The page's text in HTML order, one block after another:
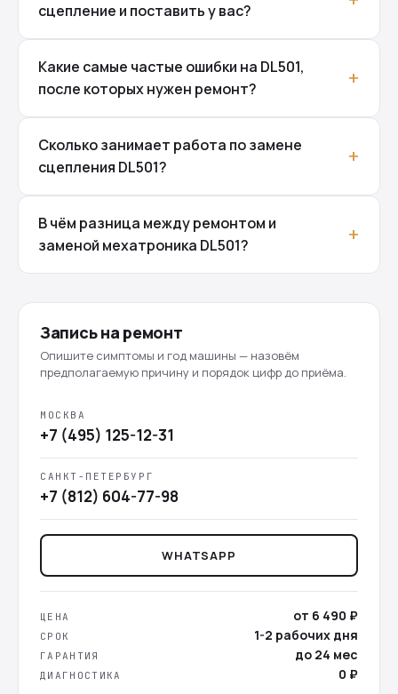
сцепление и поставить у вас?
Какие самые частые ошибки на DL501,
после которых нужен ремонт?
Сколько занимает работа по замене
сцепления DL501?
В чём разница между ремонтом и
заменой мехатроника DL501?
Запись на ремонт
Опишите симптомы и год машины — назовём
предполагаемую причину и порядок цифр до приёма.
МОСКВА
+7 (495) 125-12-31
САНКТ-ПЕТЕРБУРГ
+7 (812) 604-77-98
WHATSAPP
ЦЕНА от 6 490 ₽
СРОК 1-2 рабочих дня
ГАРАНТИЯ до 24 мес
ДИАГНОСТИКА 0 ₽